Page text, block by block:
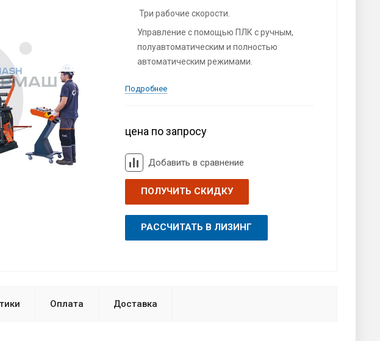
Три рабочие скорости.
Управление с помощью ПЛК с ручным,
полуавтоматическим и полностью
автоматическим режимами.
Подробнее
цена по запросу
Добавить в сравнение
ПОЛУЧИТЬ СКИДКУ
РАССЧИТАТЬ В ЛИЗИНГ
Оплата Доставка